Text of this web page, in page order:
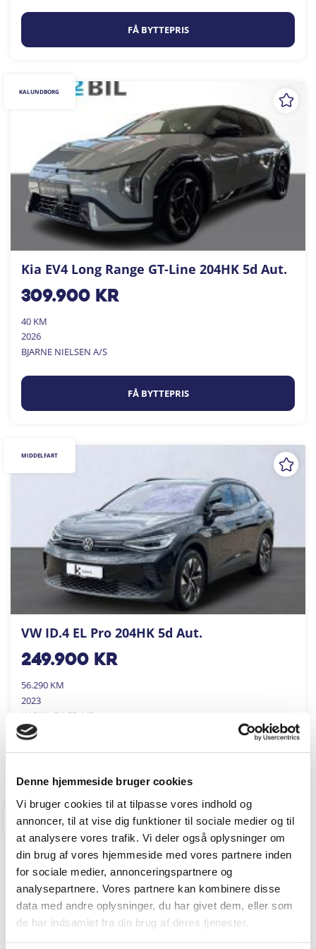
Denne hjemmeside bruger cookies
Vi bruger cookies til at tilpasse vores indhold og
annoncer, til at vise dig funktioner til sociale medier og til
at analysere vores trafik. Vi deler også oplysninger om
din brug af vores hjemmeside med vores partnere inden
for sociale medier, annonceringspartnere og
analysepartnere. Vores partnere kan kombinere disse
data med andre oplysninger, du har givet dem, eller som
de har indsamlet fra din brug af deres tjenester.
FÅ BYTTEPRIS
Kia EV4 Long Range GT-Line 204HK 5d Aut.
309.900kr
40 KM
2026
BJARNE NIELSEN A/S
FÅ BYTTEPRIS
KALUNDBORG
VW ID.4 EL Pro 204HK 5d Aut.
249.900kr
56.290 KM
2023
KARVIL BILER A/S
MIDDELFART
RINGKØBING